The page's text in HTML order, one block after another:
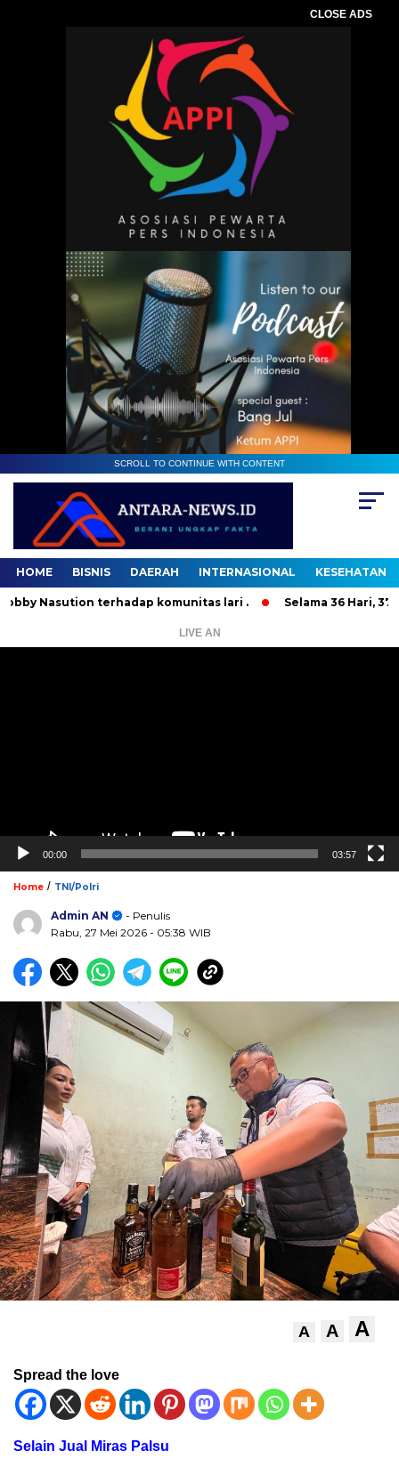
CLOSE ADS
SCROLL TO CONTINUE WITH CONTENT
HOME BISNIS DAERAH INTERNASIONAL KESEHATAN
terhadap komunitas lari . Selama 36 Hari, 37
LIVE AN
00:00 03:57
Home / TNI/Polri
Admin AN
- Penulis
Rabu, 27 Mei 2026 - 05:38 WIB
A A A
Spread the love
Selain Jual Miras Palsu